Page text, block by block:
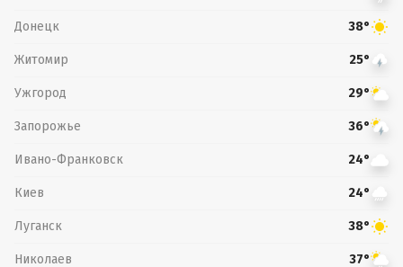
Донецк 38°
Житомир 25°
Ужгород 29°
Запорожье 36°
Ивано-Франковск 24°
Киев 24°
Луганск 38°
Николаев 37°